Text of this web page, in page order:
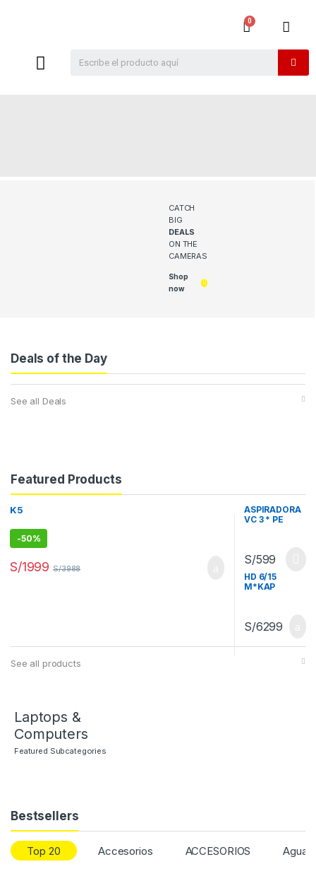
CATCH
BIG
DEALS
ON THE
CAMERAS
Shop
now
Deals of the Day
See all Deals
Featured Products
K5
-50%
S/1999 S/3988
ASPIRADORA
VC 3 * PE
S/599
HD 6/15
M*KAP
S/6299
See all products
Laptops &
Computers
Featured Subcategories
Bestsellers
Top 20 Accesorios ACCESORIOS Agua